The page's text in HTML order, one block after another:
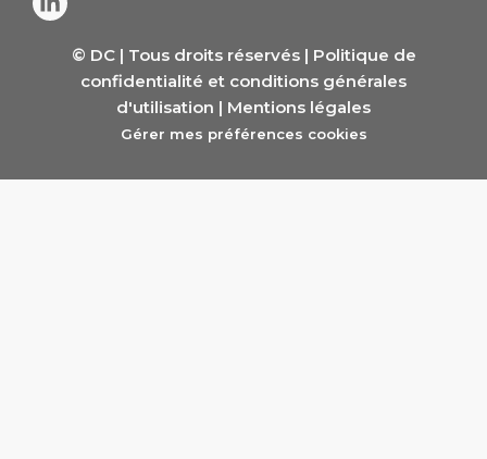
© DC | Tous droits réservés | Politique de
confidentialité et conditions générales
d'utilisation | Mentions légales
Gérer mes préférences cookies